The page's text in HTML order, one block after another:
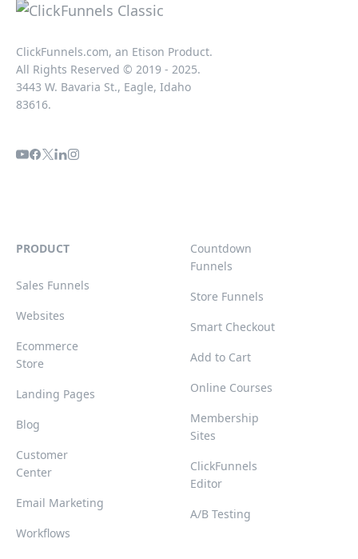
ClickFunnels.com, an Etison Product.
All Rights Reserved © 2019 - 2025.
3443 W. Bavaria St., Eagle, Idaho
83616.
PRODUCT
Sales Funnels
Websites
Ecommerce
Store
Landing Pages
Blog
Customer
Center
Email Marketing
Workflows
Countdown
Funnels
Store Funnels
Smart Checkout
Add to Cart
Online Courses
Membership
Sites
ClickFunnels
Editor
A/B Testing